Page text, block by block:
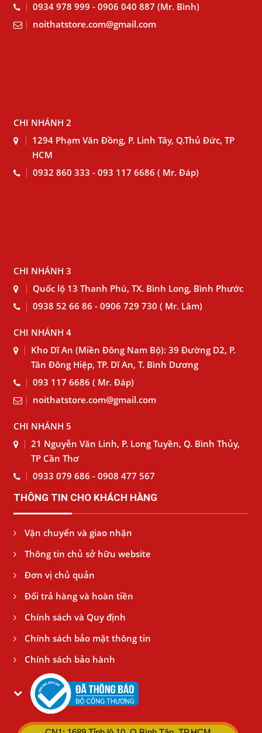
0934 978 999 - 0906 040 887 (Mr. Bình)
noithatstore.com@gmail.com
CHI NHÁNH 2
1294 Phạm Văn Đồng, P. Linh Tây, Q.Thủ Đức, TP
HCM
0932 860 333 - 093 117 6686 ( Mr. Đáp)
CHI NHÁNH 3
Quốc lộ 13 Thanh Phú, TX. Bình Long, Bình Phước
0938 52 66 86 - 0906 729 730 ( Mr. Lâm)
CHI NHÁNH 4
Kho Dĩ An (Miền Đông Nam Bộ): 39 Đường D2, P.
Tân Đông Hiệp, TP. Dĩ An, T. Bình Dương
093 117 6686 ( Mr. Đáp)
noithatstore.com@gmail.com
CHI NHÁNH 5
21 Nguyễn Văn Linh, P. Long Tuyền, Q. Bình Thủy,
TP Cần Thơ
0933 079 686 - 0908 477 567
THÔNG TIN CHO KHÁCH HÀNG
Vận chuyển và giao nhận
Thông tin chủ sở hữu website
Đơn vị chủ quản
Đổi trả hàng và hoàn tiền
Chính sách và Quy định
Chính sách bảo mật thông tin
Chính sách bảo hành